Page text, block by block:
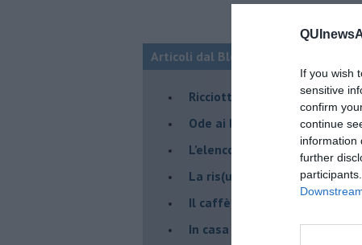
If you wish
sensitive
confirm
continue
information
further
Articoli dal Blog “Pagine allegre” di
​Ricciotti Ensemble: ovunque
Ode ai lacci
​L’elenco telefonico
​La ris(u)onanza
​Il caffè Mattia Moreni
​In casa ho una macchina del